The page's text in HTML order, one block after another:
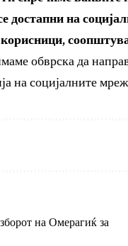
достапни на
корисници,
обврска да
на социјалните
на Омерагиќ за